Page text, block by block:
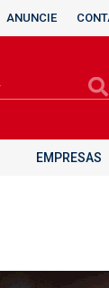
ANUNCIE
EMPRESAS